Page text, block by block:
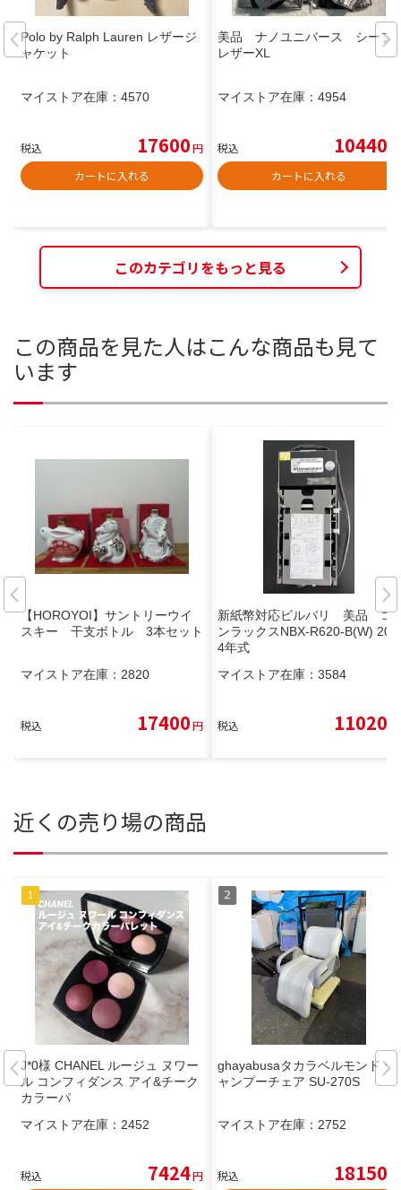
Polo by Ralph Lauren レザージ
ャケット
マイストア在庫： 4570
税込 17600円
カートに入れる
美品 ナノユニバース シープ
レザーXL
マイストア在庫： 4954
税込 10440
カートに入れる
このカテゴリをもっと見る
この商品を見た人はこんな商品も見て
います
【HOROYOI】サントリーウイ
スキー 干支ボトル 3本セット
マイストア在庫： 2820
税込 17400円
新紙幣対応ビルバリ 美品 コ
ンラックスNBX-R620-B(W) 202
4年式
マイストア在庫： 3584
税込 11020
近くの売り場の商品
J*0様 CHANEL ルージュ ヌワー
ル コンフィダンス アイ&チーク
カラーパ
マイストア在庫： 2452
税込 7424円
ghayabusaタカラベルモンド シ
ャンプーチェア SU-270S
マイストア在庫： 2752
税込 18150